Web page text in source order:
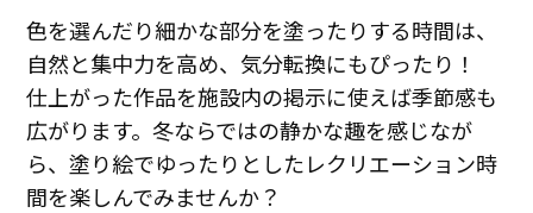
色を選んだり細かな部分を塗ったりする時間は、
自然と集中力を高め、気分転換にもぴったり！
仕上がった作品を施設内の掲示に使えば季節感も
広がります。冬ならではの静かな趣を感じなが
ら、塗り絵でゆったりとしたレクリエーション時
間を楽しんでみませんか？